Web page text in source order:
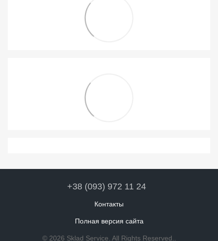
+38 (093) 972 11 24
Контакты
Полная версия сайта
© 2026 Sklad Service. All Rights Reserved..